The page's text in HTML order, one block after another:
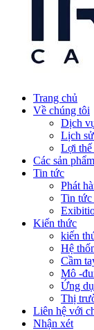
Trang chủ
Về chúng tôi
Dịch
Lịch
Lợi thế
Các sản phẩm
Tin tức
Phát
Tin tức
Kiến thức
kiến
Hệ
Cầm
Mô -
Ứng
Thị
Liên hệ với
Nhận xét